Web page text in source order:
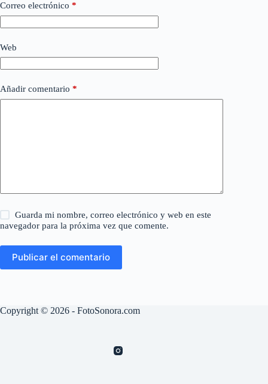
Correo electrónico *
Web
Añadir comentario *
Guarda mi nombre, correo electrónico y web en este
navegador para la próxima vez que comente.
Publicar el comentario
Copyright © 2026 - FotoSonora.com